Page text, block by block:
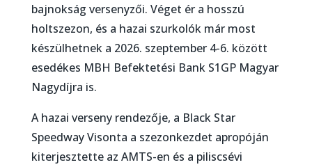
bajnokság versenyzői. Véget ér a hosszú
holtszezon, és a hazai szurkolók már most
készülhetnek a 2026. szeptember 4-6. között
esedékes MBH Befektetési Bank S1GP Magyar
Nagydíjra is.
A hazai verseny rendezője, a Black Star
Speedway Visonta a szezonkezdet apropóján
kiterjesztette az AMTS-en és a piliscsévi